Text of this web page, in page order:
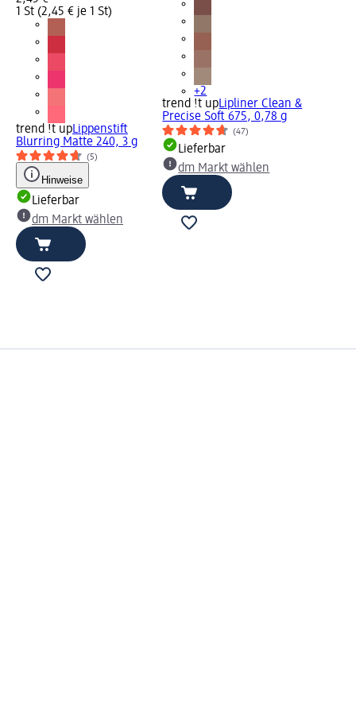
1 St (2,45 € je 1 St)
trend !t upLippenstift
Blurring Matte 240, 3 g
(5)
Hinweise
Lieferbar
dm Markt wählen
+2
trend !t upLipliner Clean &
Precise Soft 675, 0,78 g
(47)
Lieferbar
dm Markt wählen